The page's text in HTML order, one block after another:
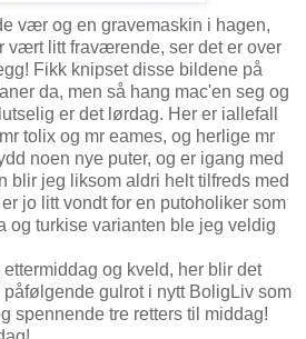
vær og en gravemaskin i hagen,
vært litt fraværende, ser det er over
Fikk knipset disse bildene på
da, men så hang mac'en seg og
er det lørdag. Her er iallefall
tolix og mr eames, og herlige mr
noen nye puter, og er igang med
blir jeg liksom aldri helt tilfreds med
jo litt vondt for en putoholiker som
og turkise varianten ble jeg veldig
og kveld, her blir det
gulrot i nytt BoligLiv som
spennende tre retters til middag!